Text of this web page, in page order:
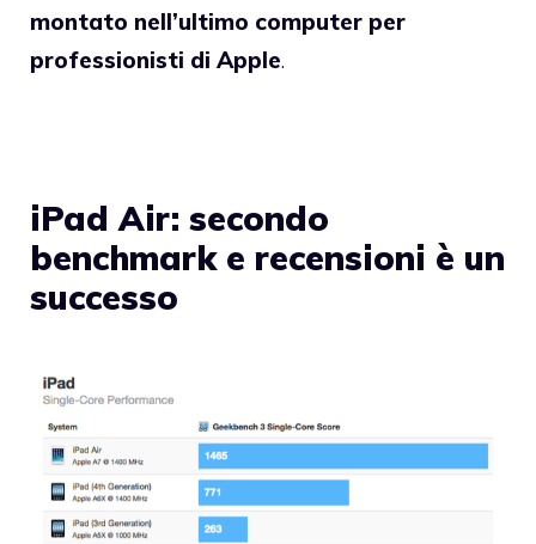
montato nell’ultimo computer per
professionisti di Apple.
iPad Air: secondo
benchmark e recensioni è un
successo